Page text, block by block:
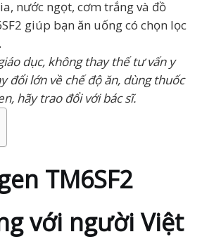
nước ngọt, cơm trắng và đồ
giúp bạn ăn uống có chọn lọc
dục, không thay thế tư vấn y
đổi lớn về chế độ ăn, dùng thuốc
hãy trao đổi với bác sĩ.
TM6SF2
với người Việt